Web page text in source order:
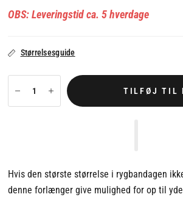
OBS: Leveringstid ca. 5 hverdage
Størrelsesguide
TILFØJ TIL
Hvis den største størrelse i rygbandagen
denne forlænger give mulighed for op til